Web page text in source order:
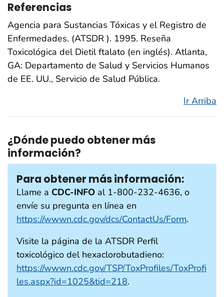
Referencias
Agencia para Sustancias Tóxicas y el Registro de
Enfermedades. (ATSDR ). 1995. Reseña
Toxicológica del Dietil ftalato (en inglés). Atlanta,
GA: Departamento de Salud y Servicios Humanos
de EE. UU., Servicio de Salud Pública.
Ir Arriba
¿Dónde puedo obtener más
información?
Para obtener más información:
Llame a CDC-INFO al 1-800-232-4636, o
envíe su pregunta en línea en
https://wwwn.cdc.gov/dcs/ContactUs/Form.
Visite la página de la ATSDR Perfil
toxicológico del hexaclorobutadieno:
https://wwwn.cdc.gov/TSP/ToxProfiles/ToxProfi
les.aspx?id=1025&tid=218.